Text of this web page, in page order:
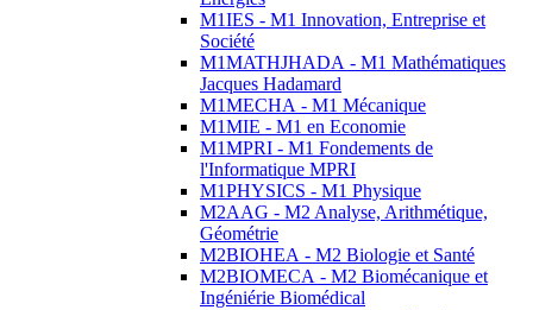
M1IES - M1 Innovation, Entreprise et
Société
M1MATHJHADA - M1 Mathématiques
Jacques Hadamard
M1MECHA - M1 Mécanique
M1MIE - M1 en Economie
M1MPRI - M1 Fondements de
l'Informatique MPRI
M1PHYSICS - M1 Physique
M2AAG - M2 Analyse, Arithmétique,
Géométrie
M2BIOHEA - M2 Biologie et Santé
M2BIOMECA - M2 Biomécanique et
Ingéniérie Biomédical